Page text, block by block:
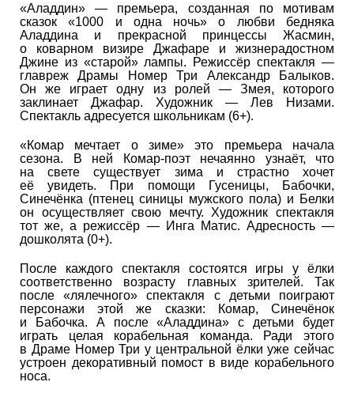
«Аладдин» — премьера, созданная по мотивам
сказок «1000 и одна ночь» о любви бедняка
Аладдина и прекрасной принцессы Жасмин,
о коварном визире Джафаре и жизнерадостном
Джине из «старой» лампы. Режиссёр спектакля —
главреж Драмы Номер Три Александр Балыков.
Он же играет одну из ролей — Змея, которого
заклинает Джафар. Художник — Лев Низами.
Спектакль адресуется школьникам (6+).
«Комар мечтает о зиме» это премьера начала
сезона. В ней Комар-поэт нечаянно узнаёт, что
на свете существует зима и страстно хочет
её увидеть. При помощи Гусеницы, Бабочки,
Синечёнка (птенец синицы мужского пола) и Белки
он осуществляет свою мечту. Художник спектакля
тот же, а режиссёр — Инга Матис. Адресность —
дошколята (0+).
После каждого спектакля состоятся игры у ёлки
соответственно возрасту главных зрителей. Так
после «лялечного» спектакля с детьми поиграют
персонажи этой же сказки: Комар, Синечёнок
и Бабочка. А после «Аладдина» с детьми будет
играть целая корабельная команда. Ради этого
в Драме Номер Три у центральной ёлки уже сейчас
устроен декоративный помост в виде корабельного
носа.